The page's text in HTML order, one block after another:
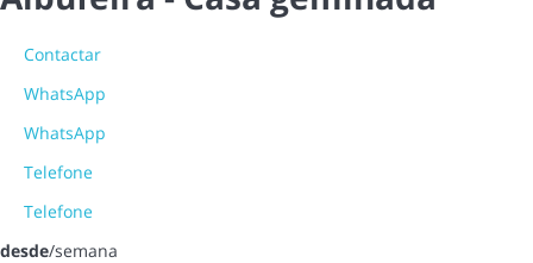
Contactar
WhatsApp
WhatsApp
Telefone
Telefone
desde/semana